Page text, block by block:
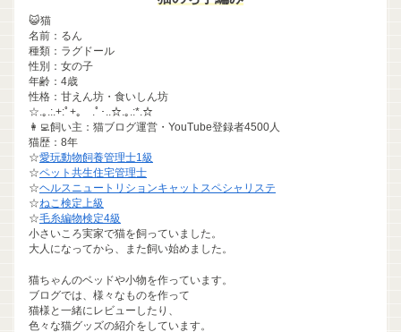
😺猫
名前：るん
種類：ラグドール
性別：女の子
年齢：4歳
性格：甘えん坊・食いしん坊
☆.｡.:.+:ﾟ+｡ .ﾟ･..☆.｡.:*.☆
👩‍💻飼い主：猫ブログ運営・YouTube登録者4500人
猫歴：8年
☆愛玩動物飼養管理士1級
☆ペット共生住宅管理士
☆ヘルスニュートリションキャットスペシャリステ
☆ねこ検定上級
☆毛糸編物検定4級
小さいころ実家で猫を飼っていました。
大人になってから、また飼い始めました。
猫ちゃんのベッドや小物を作っています。
ブログでは、様々なものを作って
猫様と一緒にレビューしたり、
色々な猫グッズの紹介をしています。